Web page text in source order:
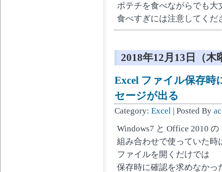
ポテチを食べながらでも大
食べすぎには注意してくだ
2018年12月13日（木
Excel ファイル保存
セージが出る
Category: Excel | Posted By
Windows7 と Office 2010 の
組み合わせで使っていた時
ファイルを開くだけでは
保存時に確認を求めなかっ